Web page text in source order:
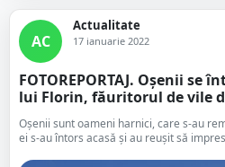
AC
Actualitate
17 ianuarie 2022
FOTOREPORTAJ. Oșenii se
lui Florin, făuritorul de vile
Oșenii sunt oameni harnici, care s-au
ei s-au întors acasă și au reușit să